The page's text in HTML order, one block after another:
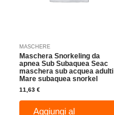
MASCHERE
Maschera Snorkeling da
apnea Sub Subaquea Seac
maschera sub acquea adulti
Mare subaquea snorkel
11,63€
Aggiungi al